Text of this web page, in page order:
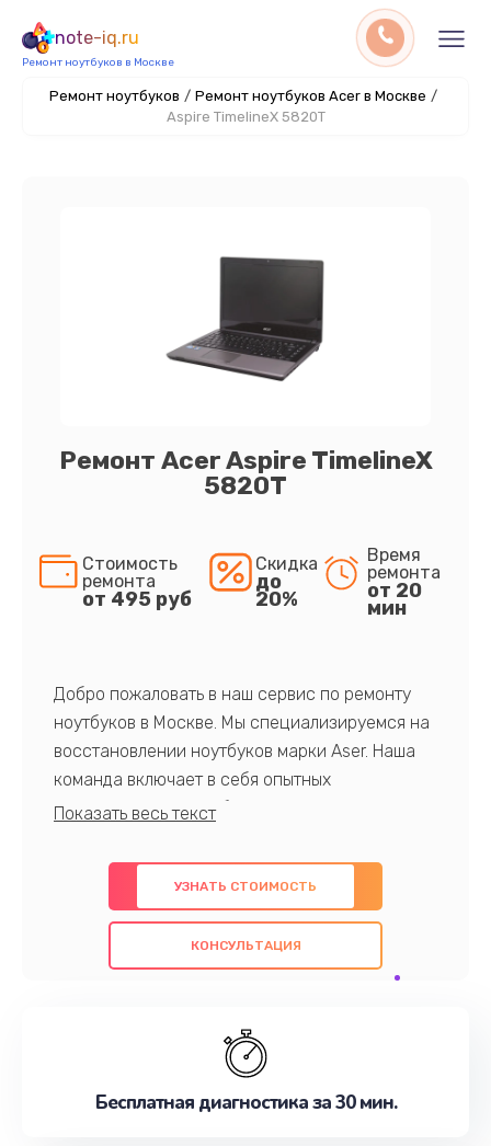
note-iq.ru
Ремонт ноутбуков в Москве
Ремонт ноутбуков / Ремонт ноутбуков Acer в Москве /
Aspire TimelineX 5820T
Ремонт Acer Aspire TimelineX
5820T
Стоимость
ремонта
от 495 руб
Скидка
до
20%
Время
ремонта
от 20
мин
Добро пожаловать в наш сервис по ремонту
ноутбуков в Москве. Мы специализируемся на
восстановлении ноутбуков марки Aser. Наша
команда включает в себя опытных
профессионалов с обширными знаниями и
предлагаем быстрый и качественный ремонт с
использованием оригинальных компонентов, а
также гарантируем качество всех
проведенных работ. Наша цель - предоставить
наилучшим образом. Не медлите записаться на
УЗНАТЬ СТОИМОСТЬ
КОНСУЛЬТАЦИЯ
Бесплатная диагностика за 30 мин.